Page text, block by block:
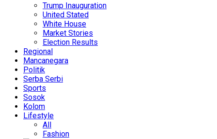
Trump Inauguration
United Stated
White House
Market Stories
Election Results
Regional
Mancanegara
Politik
Serba Serbi
Sports
Sosok
Kolom
Lifestyle
All
Fashion